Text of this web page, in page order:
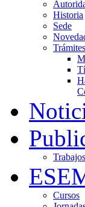
Historia
Sede
Trámites
Trabajos
Cursos